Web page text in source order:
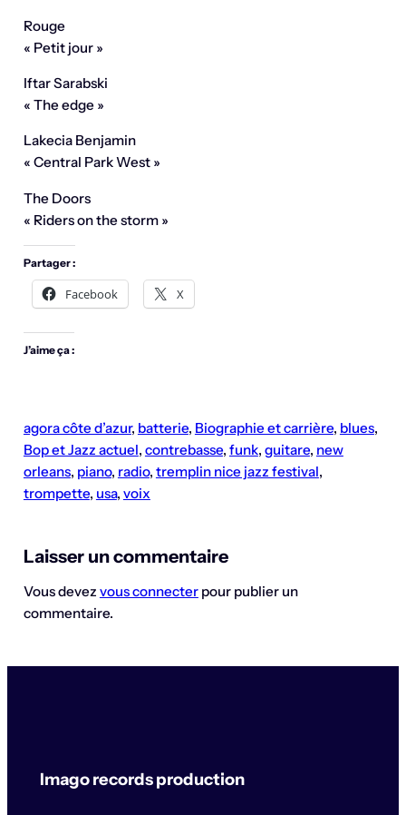
Rouge
« Petit jour »
Iftar Sarabski
« The edge »
Lakecia Benjamin
« Central Park West »
The Doors
« Riders on the storm »
Partager :
Facebook X
J’aime ça :
agora côte d’azur, batterie, Biographie et carrière, blues
Bop et Jazz actuel, contrebasse, funk, guitare, new
orleans, piano, radio, tremplin nice jazz festival
trompette, usa, voix
Laisser un commentaire
Vous devez vous connecterpour publier un
commentaire.
Imago records production